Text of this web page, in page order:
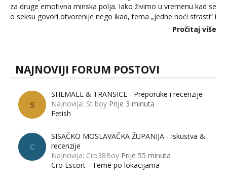
za druge emotivna minska polja. Iako živimo u vremenu kad se
o seksu govori otvorenije nego ikad, tema „jedne noći strasti“ i
dalje izaziva burne rasprave. Što zapravo misle žene, a što
Pročitaj više
NAJNOVIJI FORUM POSTOVI
S
SHEMALE & TRANSICE - Preporuke i recenzije
Najnovija: St boy Prije 3 minuta
Fetish
C
SISAČKO MOSLAVAČKA ŽUPANIJA - Iskustva &
recenzije
Najnovija: Cro38Boy Prije 55 minuta
Cro Escort - Teme po lokacijama